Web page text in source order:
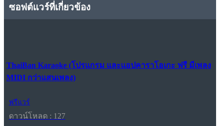
ซอฟต์แวร์ที่เกี่ยวข้อง
ThaiBan Karaoke (โปรแกรม และแอปคาราโอเกะ ฟรี มีเพลง
MIDI กว่าแสนเพลง)
ฟรีแวร์
ดาวน์โหลด : 127